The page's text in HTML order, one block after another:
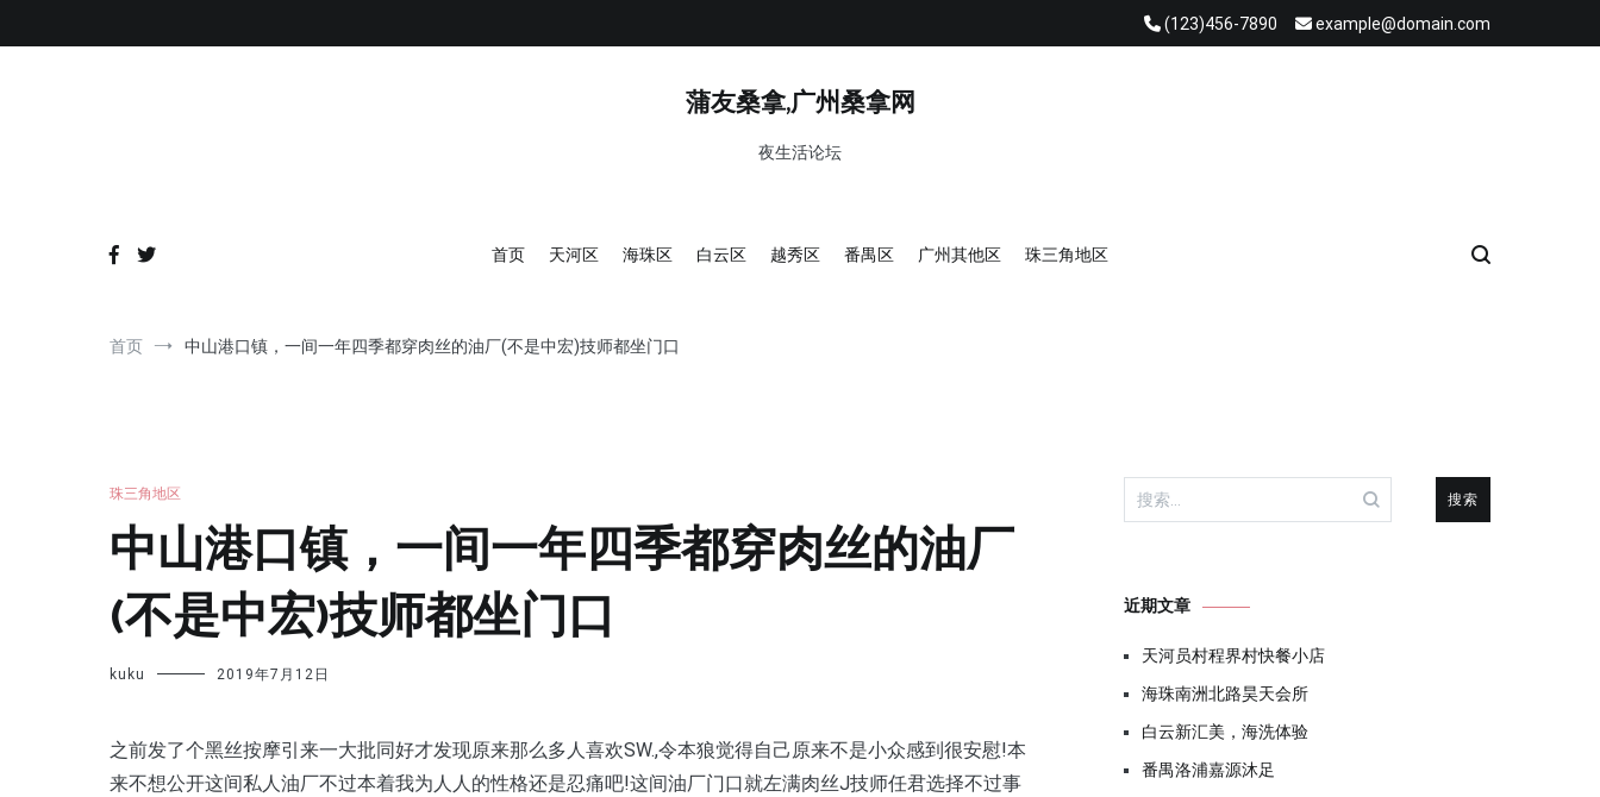
(123)456-7890 example@domain.com
蒲友桑拿,广州桑拿网
夜生活论坛
首页 天河区 海珠区 白云区 越秀区 番禺区 广州其他区 珠三角地区
首页 中山港口镇，一间一年四季都穿肉丝的油厂(不是中宏)技师都坐门口
珠三角地区
中山港口镇，一间一年四季都穿肉丝的油厂
(不是中宏)技师都坐门口
kuku 2019年7月12日
之前发了个黑丝按摩引来一大批同好才发现原来那么多人喜欢SW.,令本狼觉得自己原来不是小众感到很安慰!本
来不想公开这间私人油厂不过本着我为人人的性格还是忍痛吧!这间油厂门口就左满肉丝J技师任君选择不过事
搜
索：
近期文章
天河员村程界村快餐小店
海珠南洲北路昊天会所
白云新汇美，海洗体验
番禺洛浦嘉源沐足